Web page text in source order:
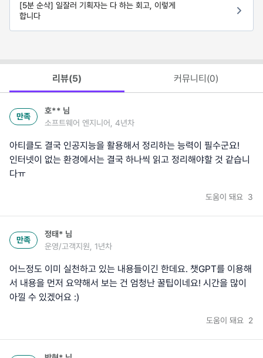
[5분 순삭] 일잘러 기획자는 다 하는 회고, 이렇게
합니다
리뷰(5) 커뮤니티(0)
만족
호** 님
소프트웨어 엔지니어, 4년차
아티클도 결국 인공지능을 활용해서 정리하는 능력이 필수군요!
인터넷이 없는 환경에서는 결국 하나씩 읽고 정리해야할 것 같습니
다ㅠ
도움이 돼요 3
만족
정태* 님
운영/고객지원, 1년차
어느정도 이미 실천하고 있는 내용들이긴 한데요. 챗GPT를 이용해
서 내용을 먼저 요약해서 보는 건 엄청난 꿀팁이네요! 시간을 많이
아낄 수 있겠어요 :)
도움이 돼요 2